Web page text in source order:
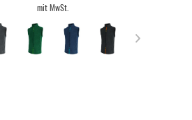
mit MwSt.